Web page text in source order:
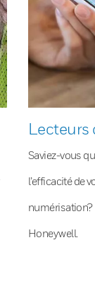
Lecteurs
Saviez-vous
l’efficacité de
numérisation?
Honeywell.